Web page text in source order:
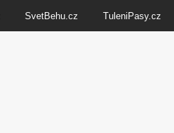
SvetBehu.cz TuleniPasy.cz